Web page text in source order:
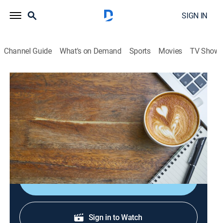
SIGN IN
Channel Guide What's on Demand Sports Movies TV
Sabor de mañana
S2026 E95 | Sabor de mañana
News, Newsmagazine, Community, Entertainment, Variety|
2026
Un adelanto de lo que va a pasar en Despierta
América, El Gordo y La Flaca y Primer Impacto.
Shop DIRECTV
Sign in to Watch